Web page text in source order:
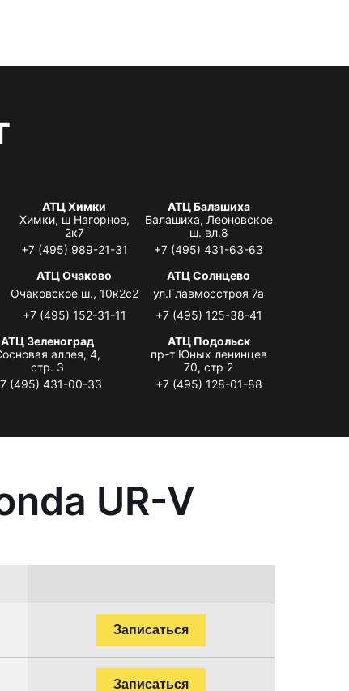
АТЦ Химки
Химки, ш Нагорное,
2к7
+7 (495) 989-21-31
АТЦ Балашиха
Балашиха, Леоновское
ш. вл.8
+7 (495) 431-63-63
АТЦ Очаково
Очаковское ш., 10к2с2
+7 (495) 152-31-11
АТЦ Солнцево
ул.Главмосстроя 7а
+7 (495) 125-38-41
АТЦ Зеленоград
аллея, 4,
стр. 3
(495) 431-00-33
АТЦ Подольск
пр-т Юных ленинцев
70, стр 2
+7 (495) 128-01-88
UR-V
Записаться
Записаться